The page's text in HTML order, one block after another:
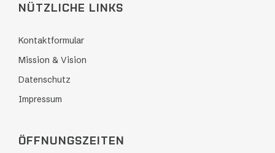
NÜTZLICHE LINKS
Kontaktformular
Mission & Vision
Datenschutz
Impressum
ÖFFNUNGSZEITEN